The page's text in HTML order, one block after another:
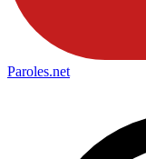
Paroles.net